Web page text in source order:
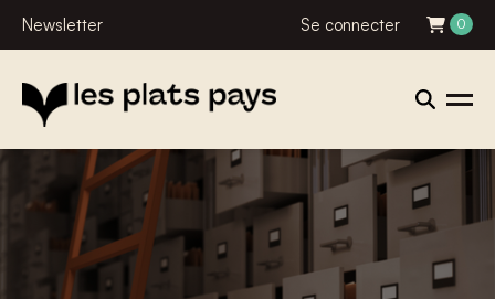
Newsletter Se connecter 0